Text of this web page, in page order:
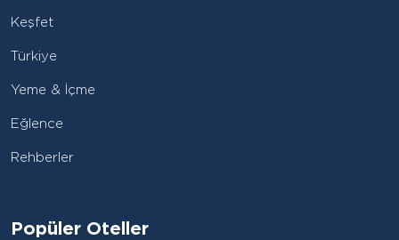
Keşfet
Türkiye
Yeme & İçme
Eğlence
Rehberler
Popüler Oteller